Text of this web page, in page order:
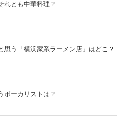
れとも中華料理？
思う「横浜家系ラーメン店」はどこ？
ボーカリストは？